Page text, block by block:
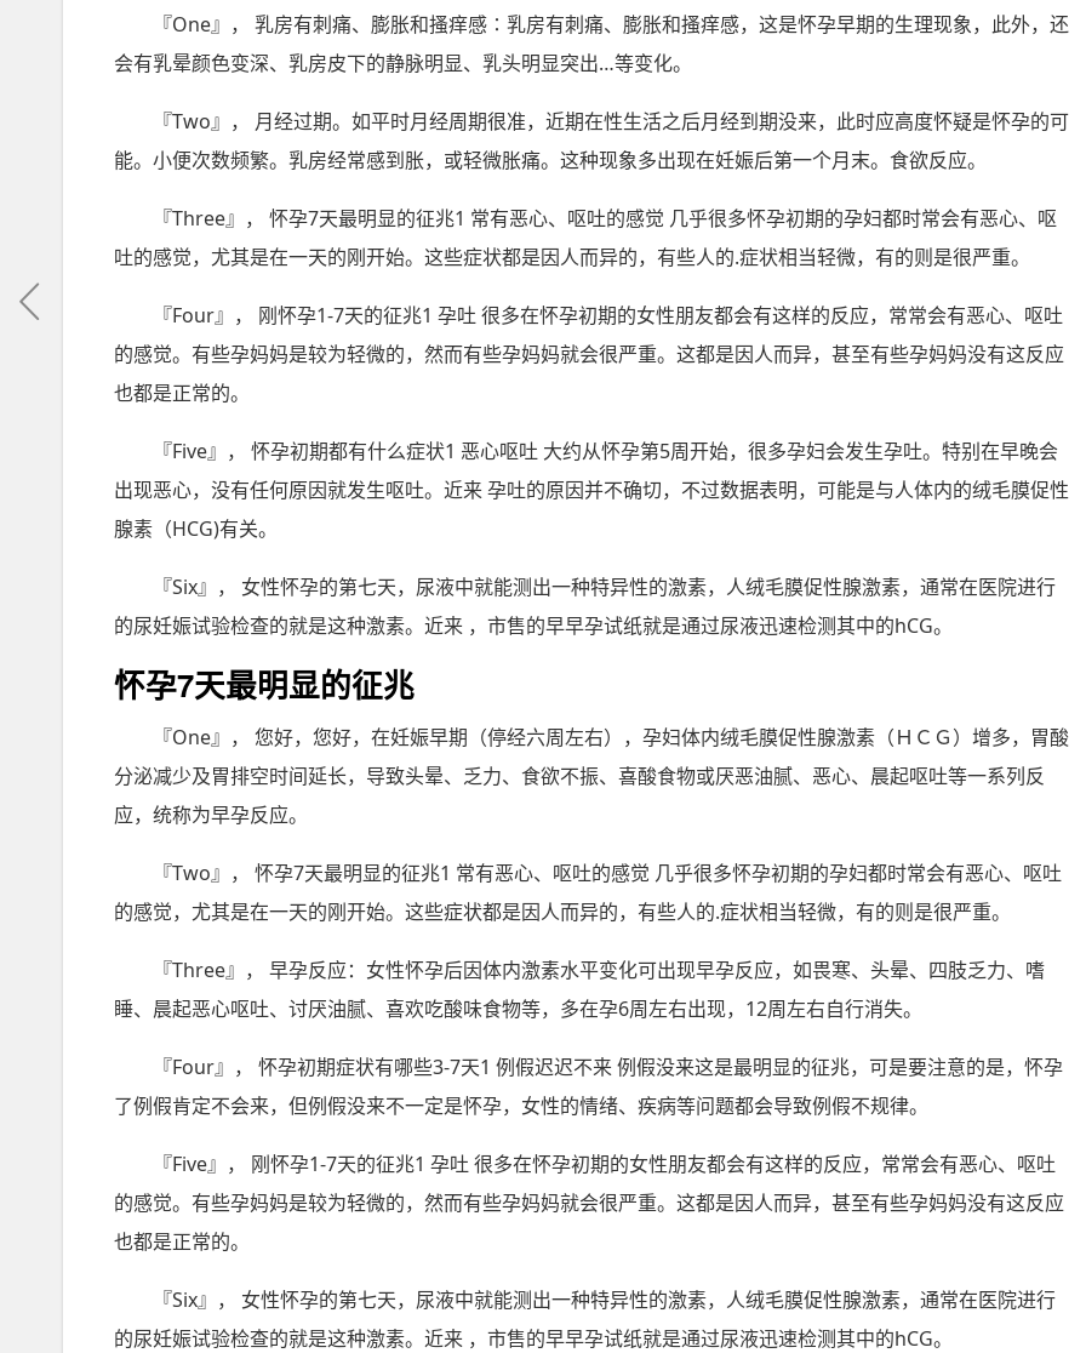
『One』， 乳房有刺痛、膨胀和搔痒感∶乳房有刺痛、膨胀和搔痒感，这是怀孕早期的生理现象，此外，还
会有乳晕颜色变深、乳房皮下的静脉明显、乳头明显突出…等变化。
『Two』， 月经过期。如平时月经周期很准，近期在性生活之后月经到期没来，此时应高度怀疑是怀孕的可
能。小便次数频繁。乳房经常感到胀，或轻微胀痛。这种现象多出现在妊娠后第一个月末。食欲反应。
『Three』， 怀孕7天最明显的征兆1 常有恶心、呕吐的感觉 几乎很多怀孕初期的孕妇都时常会有恶心、呕
吐的感觉，尤其是在一天的刚开始。这些症状都是因人而异的，有些人的.症状相当轻微，有的则是很严重。
『Four』， 刚怀孕1-7天的征兆1 孕吐 很多在怀孕初期的女性朋友都会有这样的反应，常常会有恶心、呕吐
的感觉。有些孕妈妈是较为轻微的，然而有些孕妈妈就会很严重。这都是因人而异，甚至有些孕妈妈没有这反应
也都是正常的。
『Five』， 怀孕初期都有什么症状1 恶心呕吐 大约从怀孕第5周开始，很多孕妇会发生孕吐。特别在早晚会
出现恶心，没有任何原因就发生呕吐。近来 孕吐的原因并不确切，不过数据表明，可能是与人体内的绒毛膜促性
腺素（HCG)有关。
『Six』， 女性怀孕的第七天，尿液中就能测出一种特异性的激素，人绒毛膜促性腺激素，通常在医院进行
的尿妊娠试验检查的就是这种激素。近来 ，市售的早早孕试纸就是通过尿液迅速检测其中的hCG。
怀孕7天最明显的征兆
『One』， 您好，您好，在妊娠早期（停经六周左右），孕妇体内绒毛膜促性腺激素（ＨＣＧ）增多，胃酸
分泌减少及胃排空时间延长，导致头晕、乏力、食欲不振、喜酸食物或厌恶油腻、恶心、晨起呕吐等一系列反
应，统称为早孕反应。
『Two』， 怀孕7天最明显的征兆1 常有恶心、呕吐的感觉 几乎很多怀孕初期的孕妇都时常会有恶心、呕吐
的感觉，尤其是在一天的刚开始。这些症状都是因人而异的，有些人的.症状相当轻微，有的则是很严重。
『Three』， 早孕反应：女性怀孕后因体内激素水平变化可出现早孕反应，如畏寒、头晕、四肢乏力、嗜
睡、晨起恶心呕吐、讨厌油腻、喜欢吃酸味食物等，多在孕6周左右出现，12周左右自行消失。
『Four』， 怀孕初期症状有哪些3-7天1 例假迟迟不来 例假没来这是最明显的征兆，可是要注意的是，怀孕
了例假肯定不会来，但例假没来不一定是怀孕，女性的情绪、疾病等问题都会导致例假不规律。
『Five』， 刚怀孕1-7天的征兆1 孕吐 很多在怀孕初期的女性朋友都会有这样的反应，常常会有恶心、呕吐
的感觉。有些孕妈妈是较为轻微的，然而有些孕妈妈就会很严重。这都是因人而异，甚至有些孕妈妈没有这反应
也都是正常的。
『Six』， 女性怀孕的第七天，尿液中就能测出一种特异性的激素，人绒毛膜促性腺激素，通常在医院进行
的尿妊娠试验检查的就是这种激素。近来 ，市售的早早孕试纸就是通过尿液迅速检测其中的hCG。